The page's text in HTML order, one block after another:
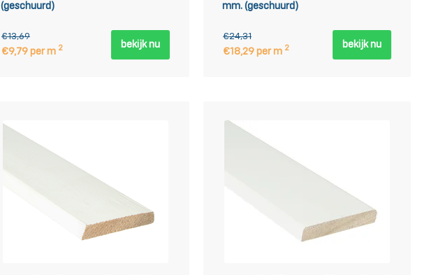
(geschuurd)
€13,69
€9,79 per m 2 bekijk nu
mm. (geschuurd)
€24,31
€18,29 per m 2 bekijk nu